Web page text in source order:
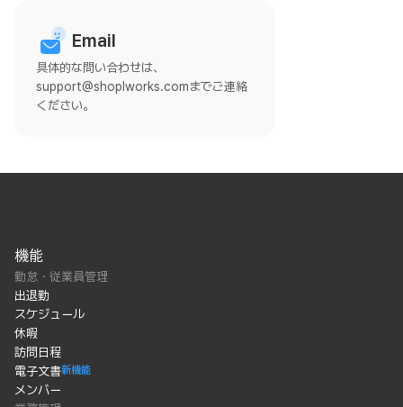
Email
具体的な問い合わせは、
support@shoplworks.comまでご連絡
ください。
機能
勤怠・従業員管理
出退勤
スケジュール
休暇
訪問日程
電子文書新機能
メンバー